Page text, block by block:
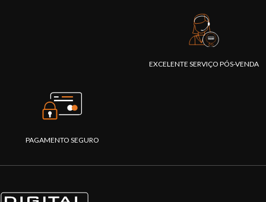
EXCELENTE SERVIÇO PÓS-VENDA
PAGAMENTO SEGURO